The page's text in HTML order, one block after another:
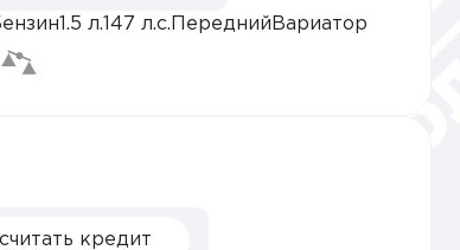
1.5 л. 147 л.с. Передний Вариатор
кредит